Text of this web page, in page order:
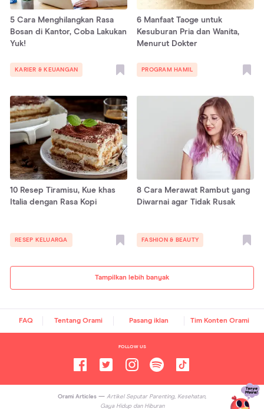
Tampilkan lebih banyak
5 Cara Menghilangkan Rasa
Bosan di Kantor, Coba Lakukan
Yuk!
KARIER & KEUANGAN
6 Manfaat Taoge untuk
Kesuburan Pria dan Wanita,
Menurut Dokter
PROGRAM HAMIL
10 Resep Tiramisu, Kue khas
Italia dengan Rasa Kopi
RESEP KELUARGA
8 Cara Merawat Rambut yang
Diwarnai agar Tidak Rusak
FASHION & BEAUTY
FAQ Tentang Orami Pasang iklan Tim Konten Orami
FOLLOW US
Orami Articles — Artikel Seputar Parenting, Kesehatan,
Gaya Hidup dan Hiburan